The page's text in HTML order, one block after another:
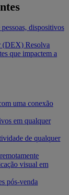
dispositivos
(DEX) Resolva
que impactem a
uma conexão
em qualquer
de qualquer
visual em
pós-venda